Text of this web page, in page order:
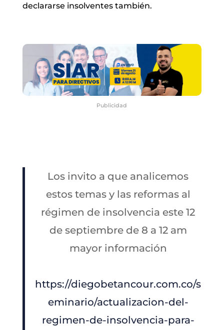
declararse insolventes también.
Publicidad
Los invito a que analicemos
estos temas y las reformas al
régimen de insolvencia este 12
de septiembre de 8 a 12 am
mayor información
https://diegobetancour.com.co/s
eminario/actualizacion-del-
regimen-de-insolvencia-para-